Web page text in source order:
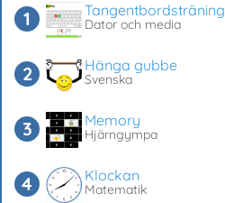
Tangentbordsträning
Dator och media
Hänga gubbe
Svenska
Memory
Hjärngympa
Klockan
Matematik